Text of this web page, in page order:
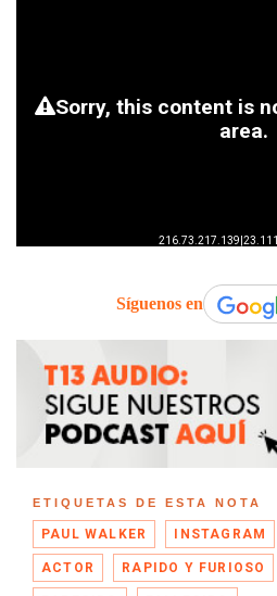
Síguenos en
ETIQUETAS DE ESTA NOTA
PAUL WALKER INSTAGRAM
ACTOR RAPIDO Y FURIOSO